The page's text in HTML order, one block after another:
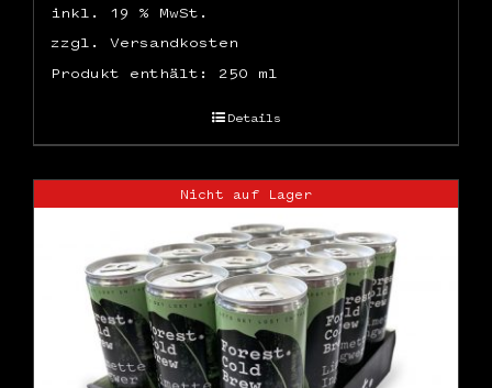
inkl. 19 % MwSt.
zzgl. Versandkosten
Produkt enthält: 250 ml
Details
Nicht auf Lager